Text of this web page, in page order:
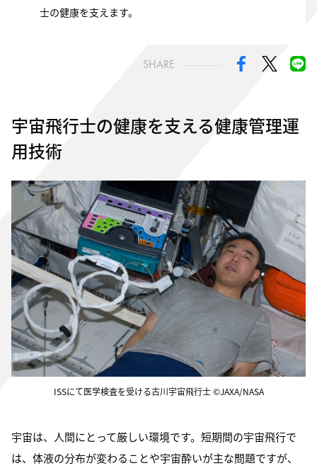
士の健康を支えます。
SHARE
宇宙飛行士の健康を⽀える健康管理運
用技術
宇宙は、⼈間にとって厳しい環境です。短期間の宇宙⾶⾏で
は、体液の分布が変わることや宇宙酔いが主な問題ですが、
ISSにて医学検査を受ける古川宇宙飛行士 ©JAXA/NASA